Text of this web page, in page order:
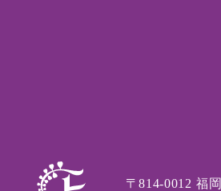
〒814-0012 福